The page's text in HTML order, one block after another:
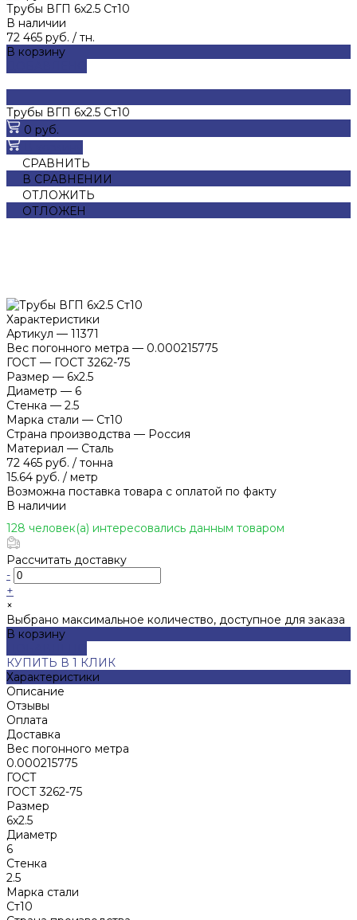
Трубы ВГП 6x2.5 Ст10
В наличии
72 465 руб. / тн.
В корзину
Трубы ВГП 6x2.5 Ст10
0 руб.
СРАВНИТЬ
В СРАВНЕНИИ
ОТЛОЖИТЬ
ОТЛОЖЕН
Характеристики
Артикул — 11371
Вес погонного метра — 0.000215775
ГОСТ — ГОСТ 3262-75
Размер — 6x2.5
Диаметр — 6
Стенка — 2.5
Марка стали — Ст10
Страна производства — Россия
Материал — Сталь
72 465 руб. / тонна
15.64 руб. / метр
Возможна поставка товара с оплатой по факту
В наличии
128 человек(а) интересовались данным товаром
Рассчитать доставку
-
+
×
Выбрано максимальное количество, доступное для заказа
В корзину
КУПИТЬ В 1 КЛИК
Характеристики
Описание
Отзывы
Оплата
Доставка
Вес погонного метра
0.000215775
ГОСТ
ГОСТ 3262-75
Размер
6x2.5
Диаметр
6
Стенка
2.5
Марка стали
Ст10